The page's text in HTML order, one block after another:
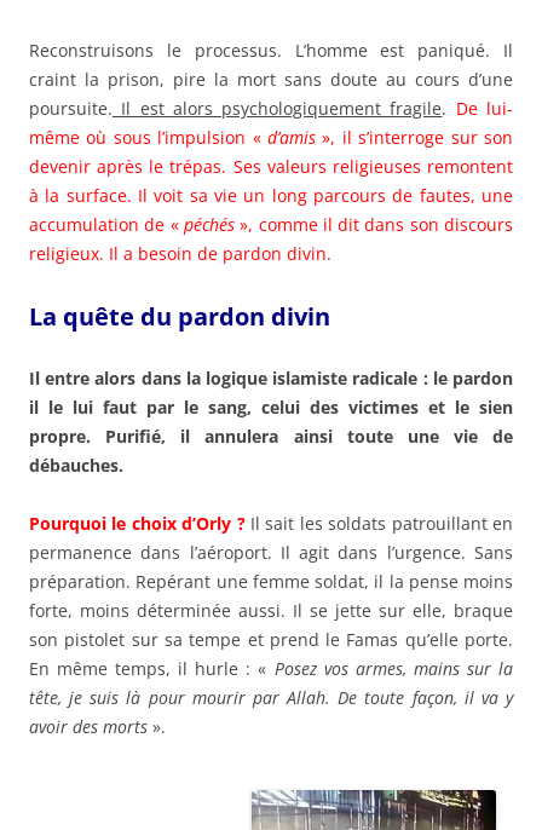
Reconstruisons le processus. L’homme est paniqué. Il
craint la prison, pire la mort sans doute au cours d’une
poursuite. Il est alors psychologiquement fragile. De lui-
même où sous l’impulsion « d’amis », il s’interroge sur son
devenir après le trépas. Ses valeurs religieuses remontent
à la surface. Il voit sa vie un long parcours de fautes, une
accumulation de « péchés», comme il dit dans son discours
religieux. Il a besoin de pardon divin.
La quête du pardon divin
Il entre alors dans la logique islamiste radicale : le pardon
il le lui faut par le sang, celui des victimes et le sien
propre. Purifié, il annulera ainsi toute une vie de
débauches.
Pourquoi le choix d’Orly ?Il sait les soldats patrouillant en
permanence dans l’aéroport. Il agit dans l’urgence. Sans
préparation. Repérant une femme soldat, il la pense moins
forte, moins déterminée aussi. Il se jette sur elle, braque
son pistolet sur sa tempe et prend le Famas qu’elle porte.
En même temps, il hurle : « Posez vos armes, mains sur la
tête, je suis là pour mourir par Allah. De toute façon, il va y
avoir des morts ».